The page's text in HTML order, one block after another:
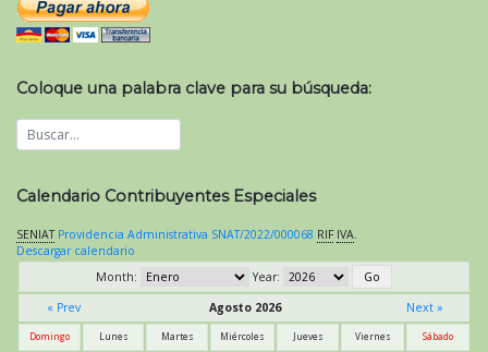
Coloque una palabra clave para su búsqueda:
Calendario Contribuyentes Especiales
SENIAT Providencia Administrativa SNAT/2022/000068 RIF IVA
Descargar calendario
Month:
Year:
« Prev
Agosto 2026 Next »
Domingo Lunes Martes Miércoles Jueves Viernes Sábado